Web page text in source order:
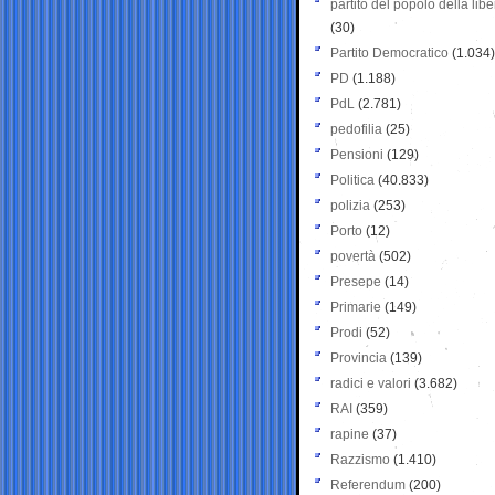
partito del popolo della
(30)
Partito Democratico (1.034)
PD (1.188)
PdL (2.781)
pedofilia (25)
Pensioni (129)
Politica (40.833)
polizia (253)
Porto (12)
povertà (502)
Presepe (14)
Primarie (149)
Prodi (52)
Provincia (139)
radici e valori (3.682)
RAI (359)
rapine (37)
Razzismo (1.410)
Referendum (200)